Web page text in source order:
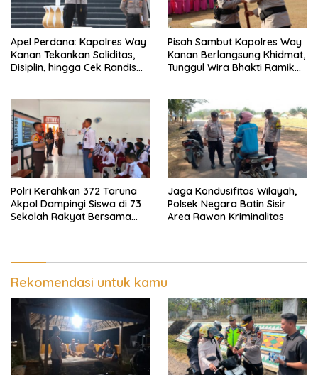
Apel Perdana: Kapolres Way
Kanan Tekankan Soliditas,
Disiplin, hingga Cek Randis
Pisah Sambut Kapolres Way
Kanan Berlangsung Khidmat,
Tunggul Wira Bhakti Ramik
Polri Kerahkan 372 Taruna
Akpol Dampingi Siswa di 73
Sekolah Rakyat Bersama
Jaga Kondusifitas Wilayah,
Polsek Negara Batin Sisir
Area Rawan Kriminalitas
Rekomendasi untuk kamu